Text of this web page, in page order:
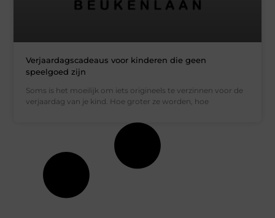
Verjaardagscadeaus voor kinderen die geen
speelgoed zijn
Soms is het moeilijk om iets origineels te verzinnen voor de
verjaardag van je kind. Hoe groter ze worden, hoe